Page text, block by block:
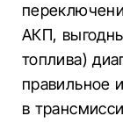
АКП,
топлива)
правильное
в